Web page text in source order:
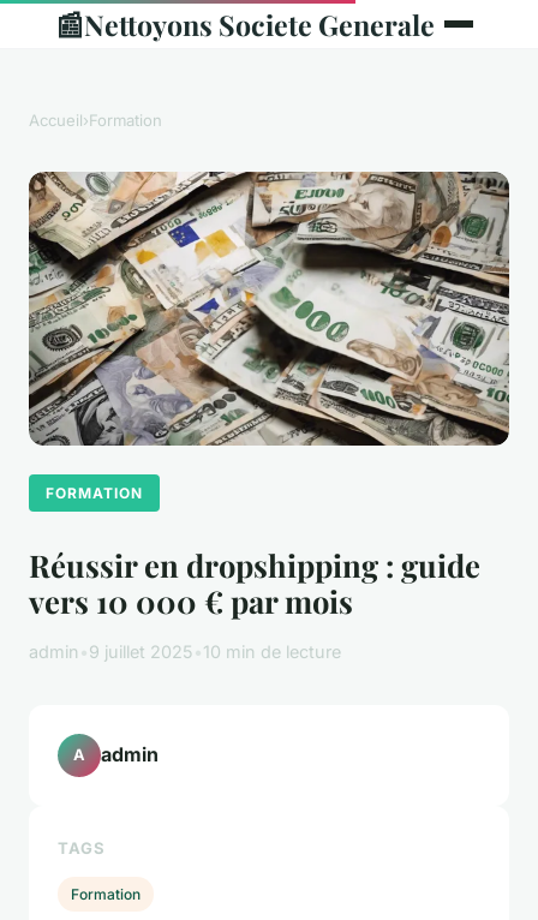
📰Nettoyons Societe Generale
Accueil›Formation
FORMATION
Réussir en dropshipping : guide
vers 10 000 € par mois
admin •9 juillet 2025•10 min de lecture
A admin
TAGS
Formation